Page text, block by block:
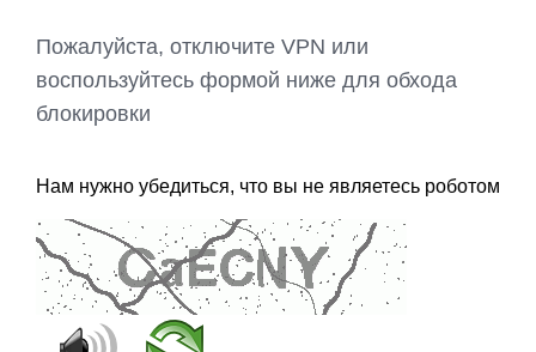
Пожалуйста, отключите VPN или
воспользуйтесь формой ниже для обхода
блокировки
Нам нужно убедиться, что вы не являетесь роботом